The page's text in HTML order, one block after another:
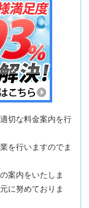
切な料金案内を行
を行いますのでま
案内をいたしま
に努めておりま